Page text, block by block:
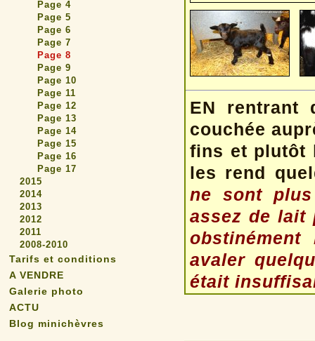
Page 4
Page 5
Page 6
Page 7
Page 8
Page 9
Page 10
Page 11
Page 12
Page 13
Page 14
Page 15
Page 16
Page 17
2015
2014
2013
2012
2011
2008-2010
Tarifs et conditions
A VENDRE
Galerie photo
ACTU
Blog minichèvres
EN rentrant
couchée
fins et plutôt
les rend
ne sont
assez de lait
avaler
était